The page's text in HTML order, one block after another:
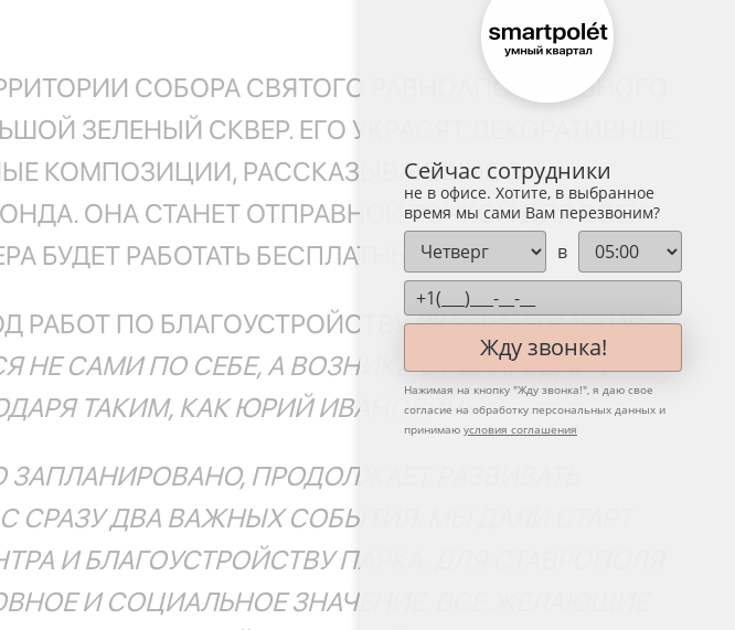
СОБОРА СВЯТОГО РАВНОАПОСТОЛЬНОГО
ЗЕЛЕНЫЙ СКВЕР. ЕГО УКРАСЯТ ДЕКОРАТИВНЫЕ
КОМПОЗИЦИИ, РАССКАЗЫВАЮЩИЕ О
ОНА СТАНЕТ ОТПРАВНОЙ ТОЧКОЙ ДЛЯ ВСЕХ
РАБОТАТЬ БЕСПЛАТНЫЙ WI-FI.
РАБОТ ПО БЛАГОУСТРОЙСТВУ СКВЕРА, ОТМЕТИВ,
НЕ САМИ ПО СЕБЕ, А ВОЗНИКАЮТ БЛАГОДАРЯ
ТАКИМ, КАК ЮРИЙ ИВАНОВИЧ».
ПРОДОЛЖАЕТ РАЗВИВАТЬ
СРАЗУ ДВА ВАЖНЫХ СОБЫТИЯ. МЫ ДАЛИ СТАРТ
И БЛАГОУСТРОЙСТВУ ПАРКА. ДЛЯ СТАВРОПОЛЯ
И СОЦИАЛЬНОЕ ЗНАЧЕНИЕ. ВСЕ ЖЕЛАЮЩИЕ
Сейчас сотрудники
не в офисе. Хотите, в выбранное
время мы сами Вам перезвоним?
в
Жду звонка!
Нажимая на кнопку "Жду звонка!", я даю свое
согласие на обработку персональных данных и
принимаю условия соглашения